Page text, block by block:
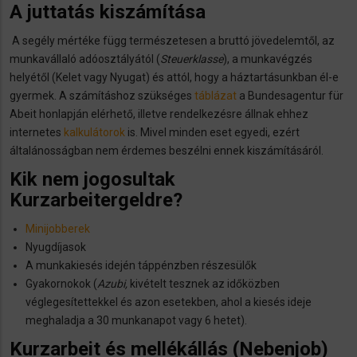
A juttatás kiszámítása
A segély mértéke függ természetesen a bruttó jövedelemtől, az
munkavállaló adóosztályától (Steuerklasse), a munkavégzés
helyétől (Kelet vagy Nyugat) és attól, hogy a háztartásunkban él-e
gyermek. A számításhoz szükséges táblázat a Bundesagentur für
Abeit honlapján elérhető, illetve rendelkezésre állnak ehhez
internetes kalkulátorok is. Mivel minden eset egyedi, ezért
általánosságban nem érdemes beszélni ennek kiszámításáról.
Kik nem jogosultak
Kurzarbeitergeldre?
Minijobberek
Nyugdíjasok
A munkakiesés idején táppénzben részesülők
Gyakornokok (Azubi, kivételt tesznek az időközben
véglegesítettekkel és azon esetekben, ahol a kiesés ideje
meghaladja a 30 munkanapot vagy 6 hetet).
Kurzarbeit és mellékállás (Nebenjob)